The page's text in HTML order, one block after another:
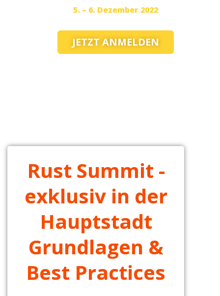
5. – 6. Dezember 2022
JETZT ANMELDEN
Rust Summit -
exklusiv in der
Hauptstadt
Grundlagen &
Best Practices